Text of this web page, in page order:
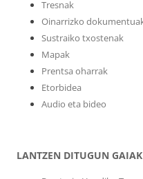
Tresnak
Oinarrizko
Sustraiko txostenak
Mapak
Prentsa oharrak
Etorbidea
Audio eta bideo
LANTZEN DITUGUN GAIAK